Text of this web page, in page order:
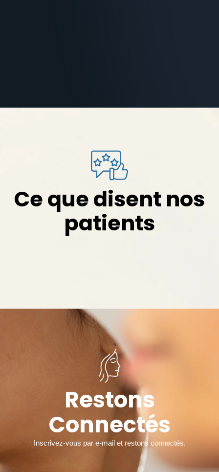
Ce que disent nos
patients
Restons
Connectés
Inscrivez-vous par e-mail et restons connectés.